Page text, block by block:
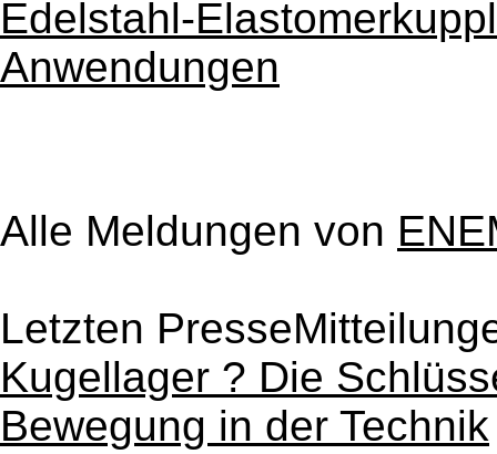
Edelstahl-
Anwendungen
Alle Meldungen von
Letzten
Kugellager ? Die
Bewegung in der Technik